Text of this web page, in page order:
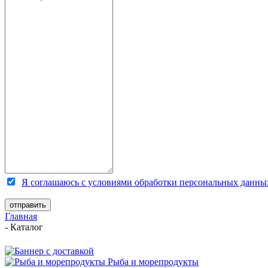
Я соглашаюсь с условиями обработки персональных
Главная
- Каталог
Рыба и морепродукты